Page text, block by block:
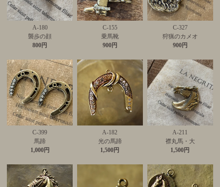
A-180
襲歩の顔
800円
C-155
乗馬靴
900円
C-327
狩猟のカメオ
900円
C-399
馬蹄
1,000円
A-182
光の馬蹄
1,500円
A-211
襟丸馬・大
1,500円